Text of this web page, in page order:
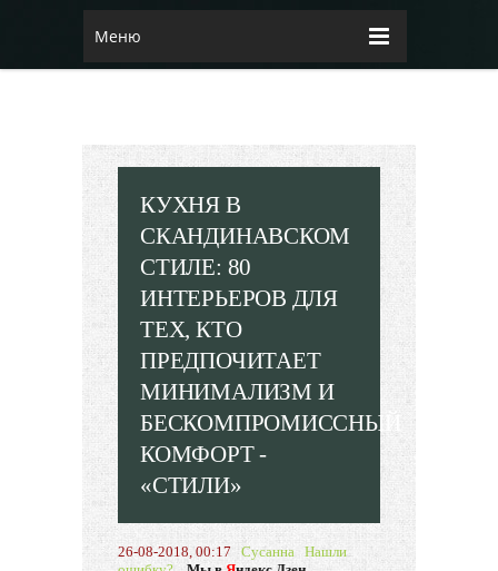
Меню
КУХНЯ В
СКАНДИНАВСКОМ
СТИЛЕ: 80
ИНТЕРЬЕРОВ ДЛЯ
ТЕХ, КТО
ПРЕДПОЧИТАЕТ
МИНИМАЛИЗМ И
БЕСКОМПРОМИССНЫЙ
КОМФОРТ -
«СТИЛИ»
26-08-2018, 00:17 Сусанна Нашли